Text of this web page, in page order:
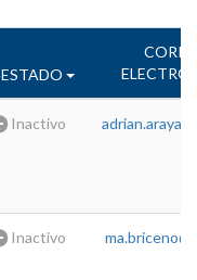
ESTADO
Inactivo
Inactivo